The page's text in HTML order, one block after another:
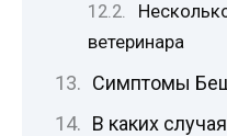
ветеринара
Симптомы
В каких